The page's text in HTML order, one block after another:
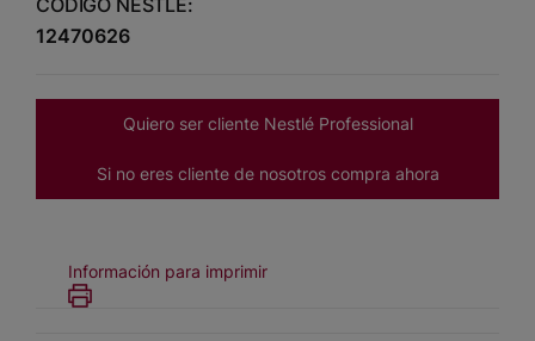
CÓDIGO NESTLÉ:
12470626
Quiero ser cliente Nestlé Professional
Si no eres cliente de nosotros compra ahora
Información para imprimir